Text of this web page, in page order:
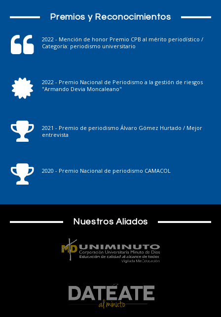
Premios y Reconocimientos
2022 - Mención de honor Premio CPB al mérito periodístico /
Categoría: periodismo universitario
2022 - Premio Nacional de Periodismo a la gestión de riesgos
"Armando Devia Moncaleano"
2021 - Premio de periodismo Álvaro Gómez Hurtado / Mejor
entrevista
2020 - Premio Nacional de periodismo CAMACOL
Nuestros Aliados